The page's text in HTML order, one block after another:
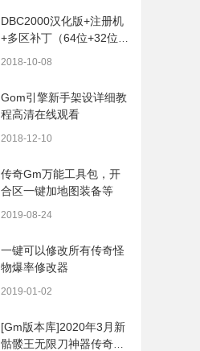
DBC2000汉化版+注册机
+多区补丁（64位+32位的
2018-10-08
Gom引擎新手架设详细教
程高清在线观看
2018-12-10
传奇Gm万能工具包，开
合区一键加地图装备等
2019-08-24
一键可以修改所有传奇怪
物爆率修改器
2019-01-02
[Gm版本库]2020年3月新
骷髅王无限刀神器传奇版